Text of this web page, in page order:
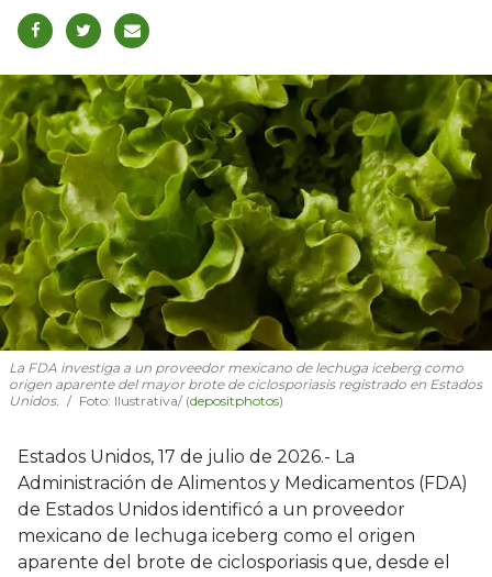
La FDA investiga a un proveedor mexicano de lechuga iceberg como
origen aparente del mayor brote de ciclosporiasis registrado en Estados
Unidos.
Foto: Ilustrativa/ (depositphotos)
Estados Unidos, 17 de julio de 2026.- La
Administración de Alimentos y Medicamentos (FDA)
de Estados Unidos identificó a un proveedor
mexicano de lechuga iceberg como el origen
aparente del brote de ciclosporiasis que, desde el